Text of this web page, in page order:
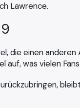
Lawrence.
die einen
auf, was vielen